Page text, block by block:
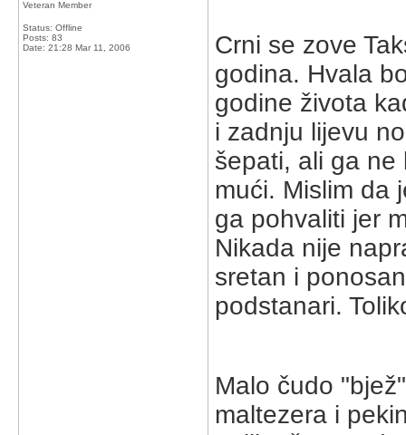
Veteran Member
Status: Offline
Posts: 83
Date: 21:28 Mar 11, 2006
Crni se zove
godina. Hvala
godine života
i zadnju lijevu
šepati, ali ga ne
mući. Mislim da
ga pohvaliti jer
Nikada nije
sretan i
podstanari.
Malo čudo
maltezera i